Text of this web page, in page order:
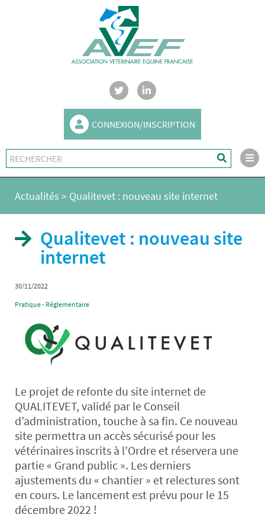
CONNEXION/INSCRIPTION
Actualités > Qualitevet : nouveau site internet
Qualitevet : nouveau site
internet
30/11/2022
Pratique - Réglementaire
Le projet de refonte du site internet de
QUALITEVET, validé par le Conseil
d’administration, touche à sa fin. Ce nouveau
site permettra un accès sécurisé pour les
vétérinaires inscrits à l’Ordre et réservera une
partie « Grand public ». Les derniers
ajustements du « chantier » et relectures sont
en cours. Le lancement est prévu pour le 15
décembre 2022 !